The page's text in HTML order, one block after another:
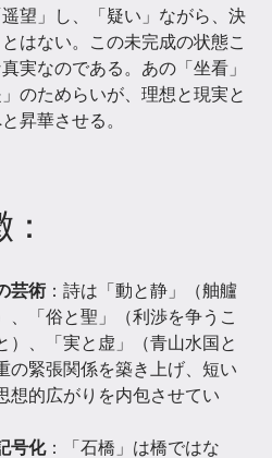
望」し、「疑い」ながら、決
はない。この未完成の状態こ
実なのである。あの「坐看」
のためらいが、理想と現実と
昇華させる。
芸術 ：詩は「動と静」（舳艫
、「俗と聖」（利渉を争うこ
）、「実と虚」（青山水国と
の緊張関係を築き上げ、短い
想的広がりを内包させてい
号化：「石橋」は橋ではな